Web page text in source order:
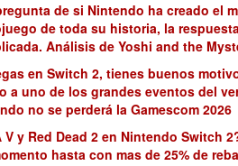
de si Nintendo ha creado el
de toda su historia, la
Análisis de Yoshi and the
en Switch 2, tienes buenos
a uno de los grandes eventos del
no se perderá la Gamescom 2026
V y Red Dead 2 en Nintendo Switch
hasta con mas de 25% de